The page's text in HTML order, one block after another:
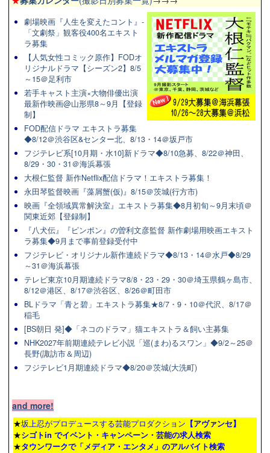
劇場映画『人生を変えたコント』-
「文劇祭」観客役400名エキスト
ラ募集
【人気女性コミック原作】FODオ
リジナルドラマ【シーズン2】8/5
～15＠足利市
若手キャスト主演×大物俳優出演
最新作映画@山形県8～9月【登録
制】
FOD配信ドラマ エキストラ募集
◆8/12＠渋谷区&センター北、8/13・14＠坂戸市
フジテレビ系[10月期・水10]新ドラマ◆8/10急募、8/22＠神田、
8/29・30・31＠海浜幕張
大根仁監督 新作Netflix配信ドラマ！エキストラ募集！
永田琴監督映画『藻屑蟹(仮)』8/15＠茨城(行方市)
映画『全領域異常解決室』エキストラ募集◆8月初旬～9月末頃＠
関東近郊【登録制】
『八犬伝』『ピンポン』の曽利文彦監督 新作劇場用映画エキスト
ラ募集◆9月まで事前登録受付中
フジテレビ・オリジナル新作連続ドラマ◆8/13・14＠水戸◆8/29
～31＠海浜幕張
テレビ東京10月期連続ドラマ8/8・23・29・30＠埼玉県鶴ヶ島市、
8/12＠港区、8/17＠渋谷区、8/26＠町田市
BLドラマ「青と碧」エキストラ募集★8/7・9・10＠代沢、8/17＠
稲毛
[BS朝日 発]◆「ネコのドラマ」猫エキストラ＆飼い主募集
NHK2027年前期連続テレビ小説「巡(まわ)るスワン」◆9/2～25＠
長野(諏訪市＆周辺)
フジテレビ1月期連続ドラマ◆8/20＠茨城(大洗町)
and more!
★坂上忍がプロデュースする芸能プロダクション 【アヴァンセ】
★シゴトin でイベント・キャンペーン・芸能の求人検索
★タウンワークで「メディア・エンタメ」のアルバイト検索